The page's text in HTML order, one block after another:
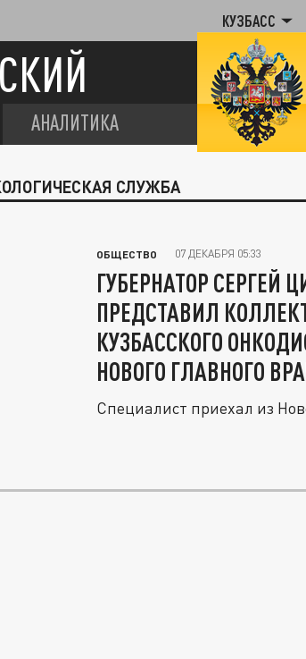
КУЗБАСС
АНАЛИТИКА
СЛУЖБА
ОБЩЕСТВО 07 ДЕКАБРЯ 05:33
ГУБЕРНАТОР СЕРГЕЙ
ПРЕДСТАВИЛ
КУЗБАССКОГО
НОВОГО ГЛАВНОГО
Специалист приехал из